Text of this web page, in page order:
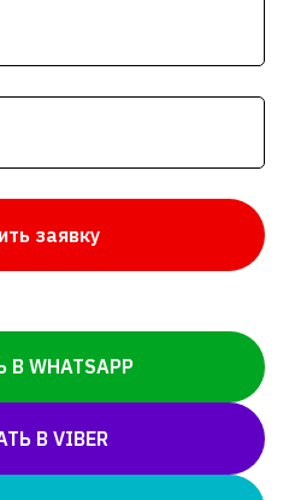
заявку
WHATSAPP
В VIBER